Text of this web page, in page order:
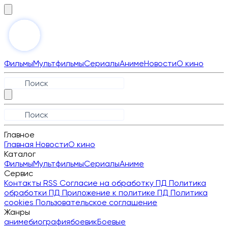
ФильмыМультфильмыСериалыАнимеНовостиО кино
Главное
Главная НовостиО кино
Каталог
ФильмыМультфильмыСериалыАниме
Сервис
Контакты RSS Согласие на обработку ПД Политика
обработки ПД Приложение к политике ПД Политика
cookies Пользовательское соглашение
Жанры
анимебиографиябоевикБоевые